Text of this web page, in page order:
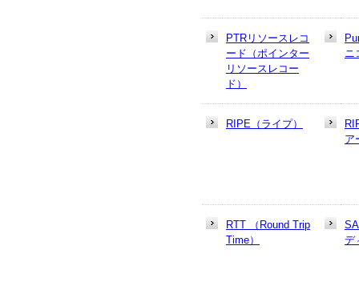
PTRリソースレコ
ード（ポインター
リソースレコー
ド）
ニ
RIPE（ライプ）
ア
RTT （Round Trip
Time）
デ